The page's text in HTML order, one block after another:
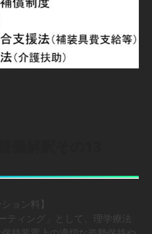
ョン料】
ティング」として、理学療法